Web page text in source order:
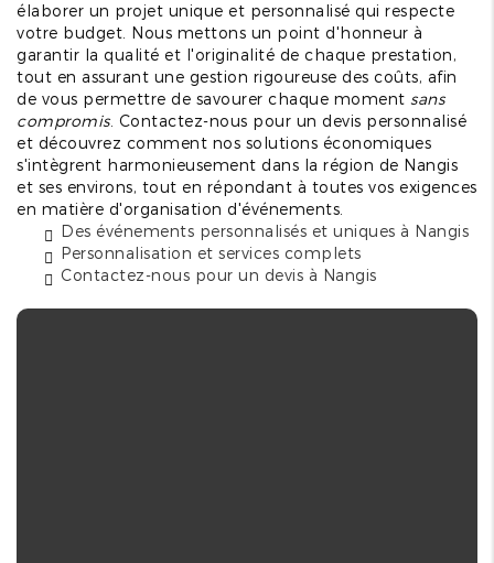
élaborer un projet unique et personnalisé qui respecte
votre budget. Nous mettons un point d'honneur à
garantir la qualité et l'originalité de chaque prestation,
tout en assurant une gestion rigoureuse des coûts, afin
de vous permettre de savourer chaque moment sans
compromis. Contactez-nous pour un devis personnalisé
et découvrez comment nos solutions économiques
s'intègrent harmonieusement dans la région de Nangis
et ses environs, tout en répondant à toutes vos exigences
en matière d'organisation d'événements.
Des événements personnalisés et uniques à Nangis
Personnalisation et services complets
Contactez-nous pour un devis à Nangis